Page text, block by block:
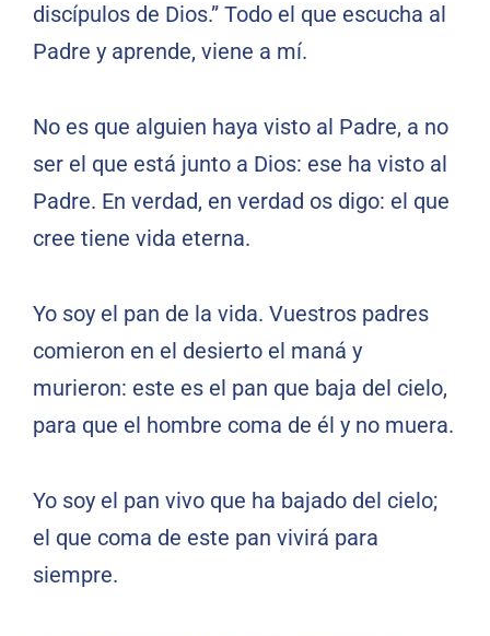
discípulos de Dios.” Todo el que escucha al
Padre y aprende, viene a mí.
No es que alguien haya visto al Padre, a no
ser el que está junto a Dios: ese ha visto al
Padre. En verdad, en verdad os digo: el que
cree tiene vida eterna.
Yo soy el pan de la vida. Vuestros padres
comieron en el desierto el maná y
murieron: este es el pan que baja del cielo,
para que el hombre coma de él y no muera.
Yo soy el pan vivo que ha bajado del cielo;
el que coma de este pan vivirá para
siempre.